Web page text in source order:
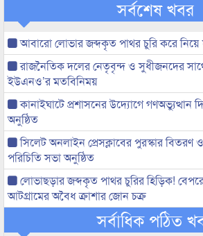
সর্বশেষ খবর
আবারো লোভার জব্দকৃত পাথর চুরি করে নিয়ে
রাজনৈতিক দলের নেতৃবৃন্দ ও সুধীজনদের
ইউএনও’র মতবিনিময়
কানাইঘাটে প্রশাসনের উদ্যোগে
অনুষ্ঠিত
সিলেট অনলাইন প্রেসক্লাবের পুরস্কার
পরিচিতি সভা অনুষ্ঠিত
লোভাছড়ার জব্দকৃত পাথর চুরির হিড়িক!
আটগ্রামের অবৈধ ক্রাশার জোন চক্র
সর্বাধিক পঠিত